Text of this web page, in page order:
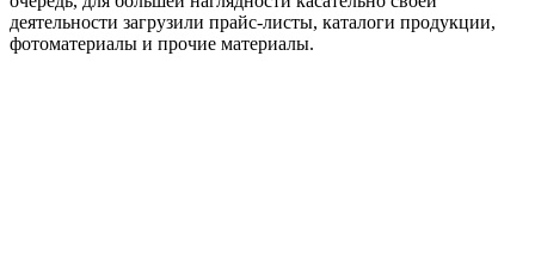
деятельности загрузили прайс-листы, каталоги продукции,
фотоматериалы и прочие материалы.